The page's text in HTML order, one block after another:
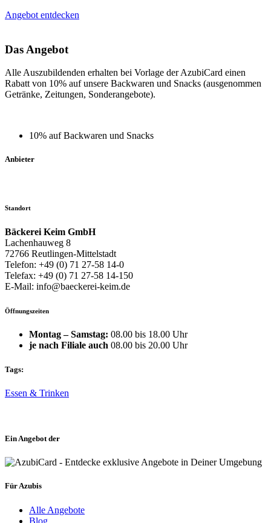
Angebot entdecken
Das Angebot
Alle Auszubildenden erhalten bei Vorlage der AzubiCard einen
Rabatt von 10% auf unsere Backwaren und Snacks (ausgenommen
Getränke, Zeitungen, Sonderangebote).
10% auf Backwaren und Snacks
Anbieter
Standort
Bäckerei Keim GmbH
Lachenhauweg 8
72766 Reutlingen-Mittelstadt
Telefon: +49 (0) 71 27-58 14-0
Telefax: +49 (0) 71 27-58 14-150
E-Mail: info@baeckerei-keim.de
Öffnungszeiten
Montag – Samstag: 08.00 bis 18.00 Uhr
je nach Filiale auch 08.00 bis 20.00 Uhr
Tags:
Essen & Trinken
Ein Angebot der
Für Azubis
Alle Angebote
Blog